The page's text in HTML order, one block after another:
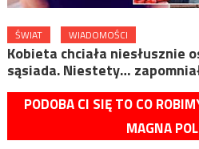
ŚWIAT WIADOMOŚCI
Kobieta chciała niesłusznie
sąsiada. Niestety…
PODOBA CI SIĘ TO CO
MAGNA